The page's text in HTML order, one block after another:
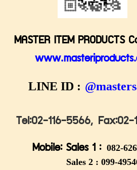
MASTER ITEM PRODUCTS
LINE ID :
Tel:02-116-5566, Fax:02-
Mobile: Sales 1 : 082-
Sales 2 : 099-